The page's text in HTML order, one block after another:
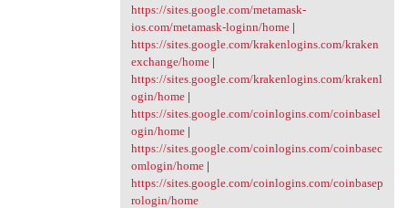
https://sites.google.com/metamask-
ios.com/metamask-loginn/home|
https://sites.google.com/krakenlogins.com/kraken
exchange/home|
https://sites.google.com/krakenlogins.com/krakenl
ogin/home|
https://sites.google.com/coinlogins.com/coinbasel
ogin/home|
https://sites.google.com/coinlogins.com/coinbasec
omlogin/home|
https://sites.google.com/coinlogins.com/coinbasep
rologin/home